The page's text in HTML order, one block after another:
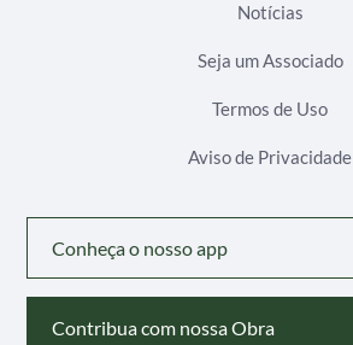
Notícias
Seja um Associado
Termos de Uso
Aviso de Privacidade
Conheça o nosso app
Contribua com nossa Obra